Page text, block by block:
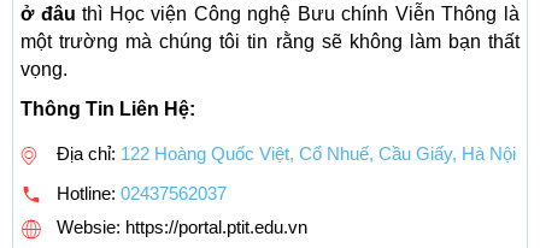
ở đâu thì Học viện Công nghệ Bưu chính Viễn Thông là
một trường mà chúng tôi tin rằng sẽ không làm bạn thất
vọng.
Thông Tin Liên Hệ:
Địa chỉ: 122 Hoàng Quốc Việt, Cổ Nhuế, Cầu Giấy, Hà Nội
Hotline: 02437562037
Websie: https://portal.ptit.edu.vn